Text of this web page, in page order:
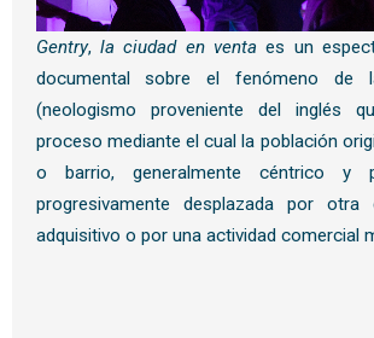
Gentry, la ciudad en venta es un
documental sobre el fenómeno de
(neologismo proveniente del inglés
proceso mediante el cual la población
o barrio, generalmente céntrico y
progresivamente desplazada por otra
adquisitivo o por una actividad comercial